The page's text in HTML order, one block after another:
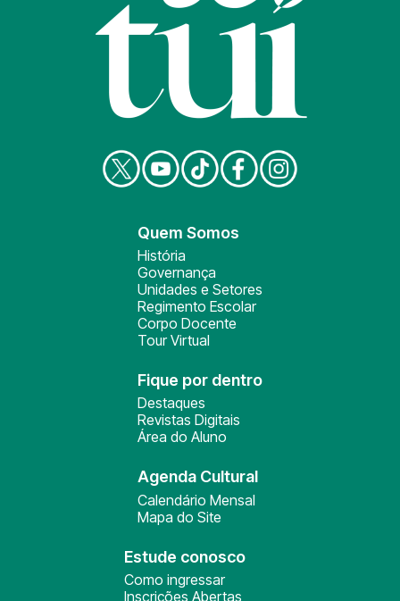
Quem Somos
História
Governança
Unidades e Setores
Regimento Escolar
Corpo Docente
Tour Virtual
Fique por dentro
Destaques
Revistas Digitais
Área do Aluno
Agenda Cultural
Calendário Mensal
Mapa do Site
Estude conosco
Como ingressar
Inscrições Abertas